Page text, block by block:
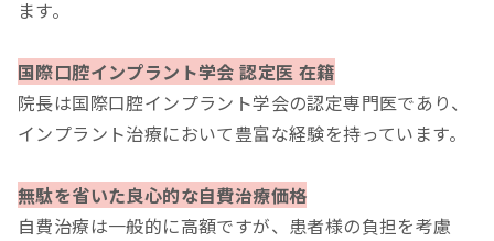
ます。
国際口腔インプラント学会 認定医 在籍
院長は国際口腔インプラント学会の認定専門医であり、
インプラント治療において豊富な経験を持っています。
無駄を省いた良心的な自費治療価格
自費治療は一般的に高額ですが、患者様の負担を考慮